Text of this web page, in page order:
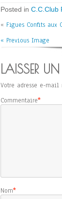
Posted in C.C.Club
« Figues Confits aux
« Previous Image
LAISSER
Votre adresse e-
Commentaire*
Nom*